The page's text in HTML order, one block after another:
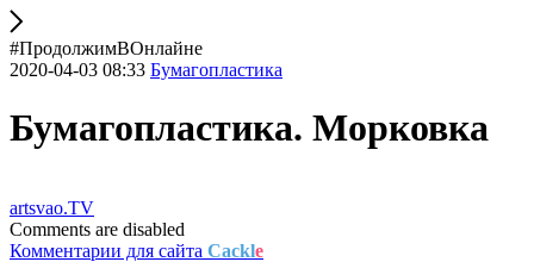
#ПродолжимВОнлайне
2020-04-03 08:33 Бумагопластика
Бумагопластика. Морковка
artsvao.TV
Comments are disabled
Комментарии для сайта Cackle